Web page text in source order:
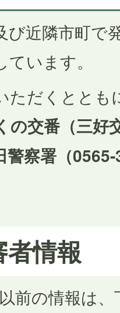
び近隣市町で
います。
ただくととも
の交番（三好
警察署（
情報
前の情報は